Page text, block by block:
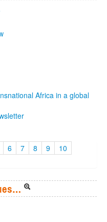
Africa in a global
6 7 8 9
10